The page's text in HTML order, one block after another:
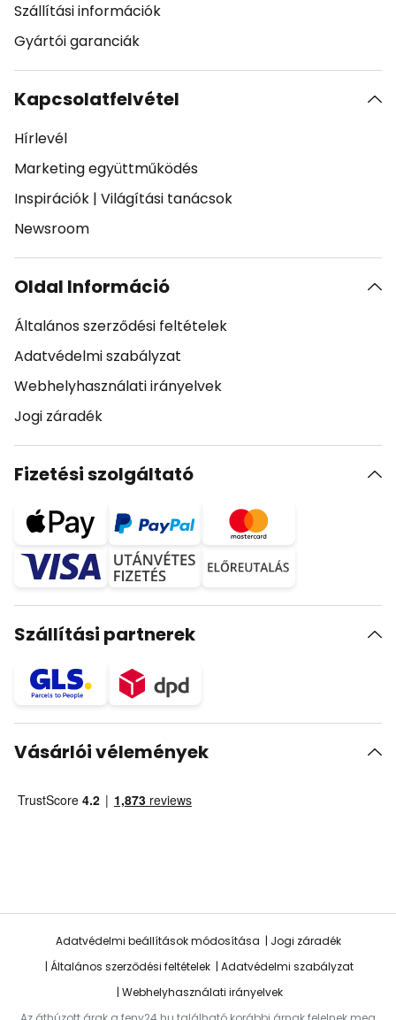
Szállítási információk
Gyártói garanciák
Kapcsolatfelvétel
Hírlevél
Marketing együttműködés
Inspirációk | Világítási tanácsok
Newsroom
Oldal Információ
Általános szerződési feltételek
Adatvédelmi szabályzat
Webhelyhasználati irányelvek
Jogi záradék
Fizetési szolgáltató
Szállítási partnerek
Vásárlói vélemények
Adatvédelmi beállítások módosítása
Jogi záradék
Általános szerződési feltételek
Adatvédelmi szabályzat
Webhelyhasználati irányelvek